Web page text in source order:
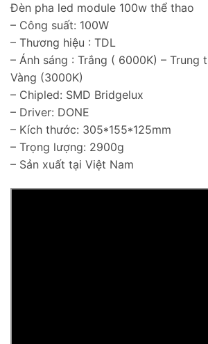
Đèn pha led module 100w thể thao
– Công suất: 100W
– Thương hiệu : TDL
– Ánh sáng : Trắng ( 6000K) – Trung
Vàng (3000K)
– Chipled: SMD Bridgelux
– Driver: DONE
– Kích thước: 305*155*125mm
– Trọng lượng: 2900g
– Sản xuất tại Việt Nam